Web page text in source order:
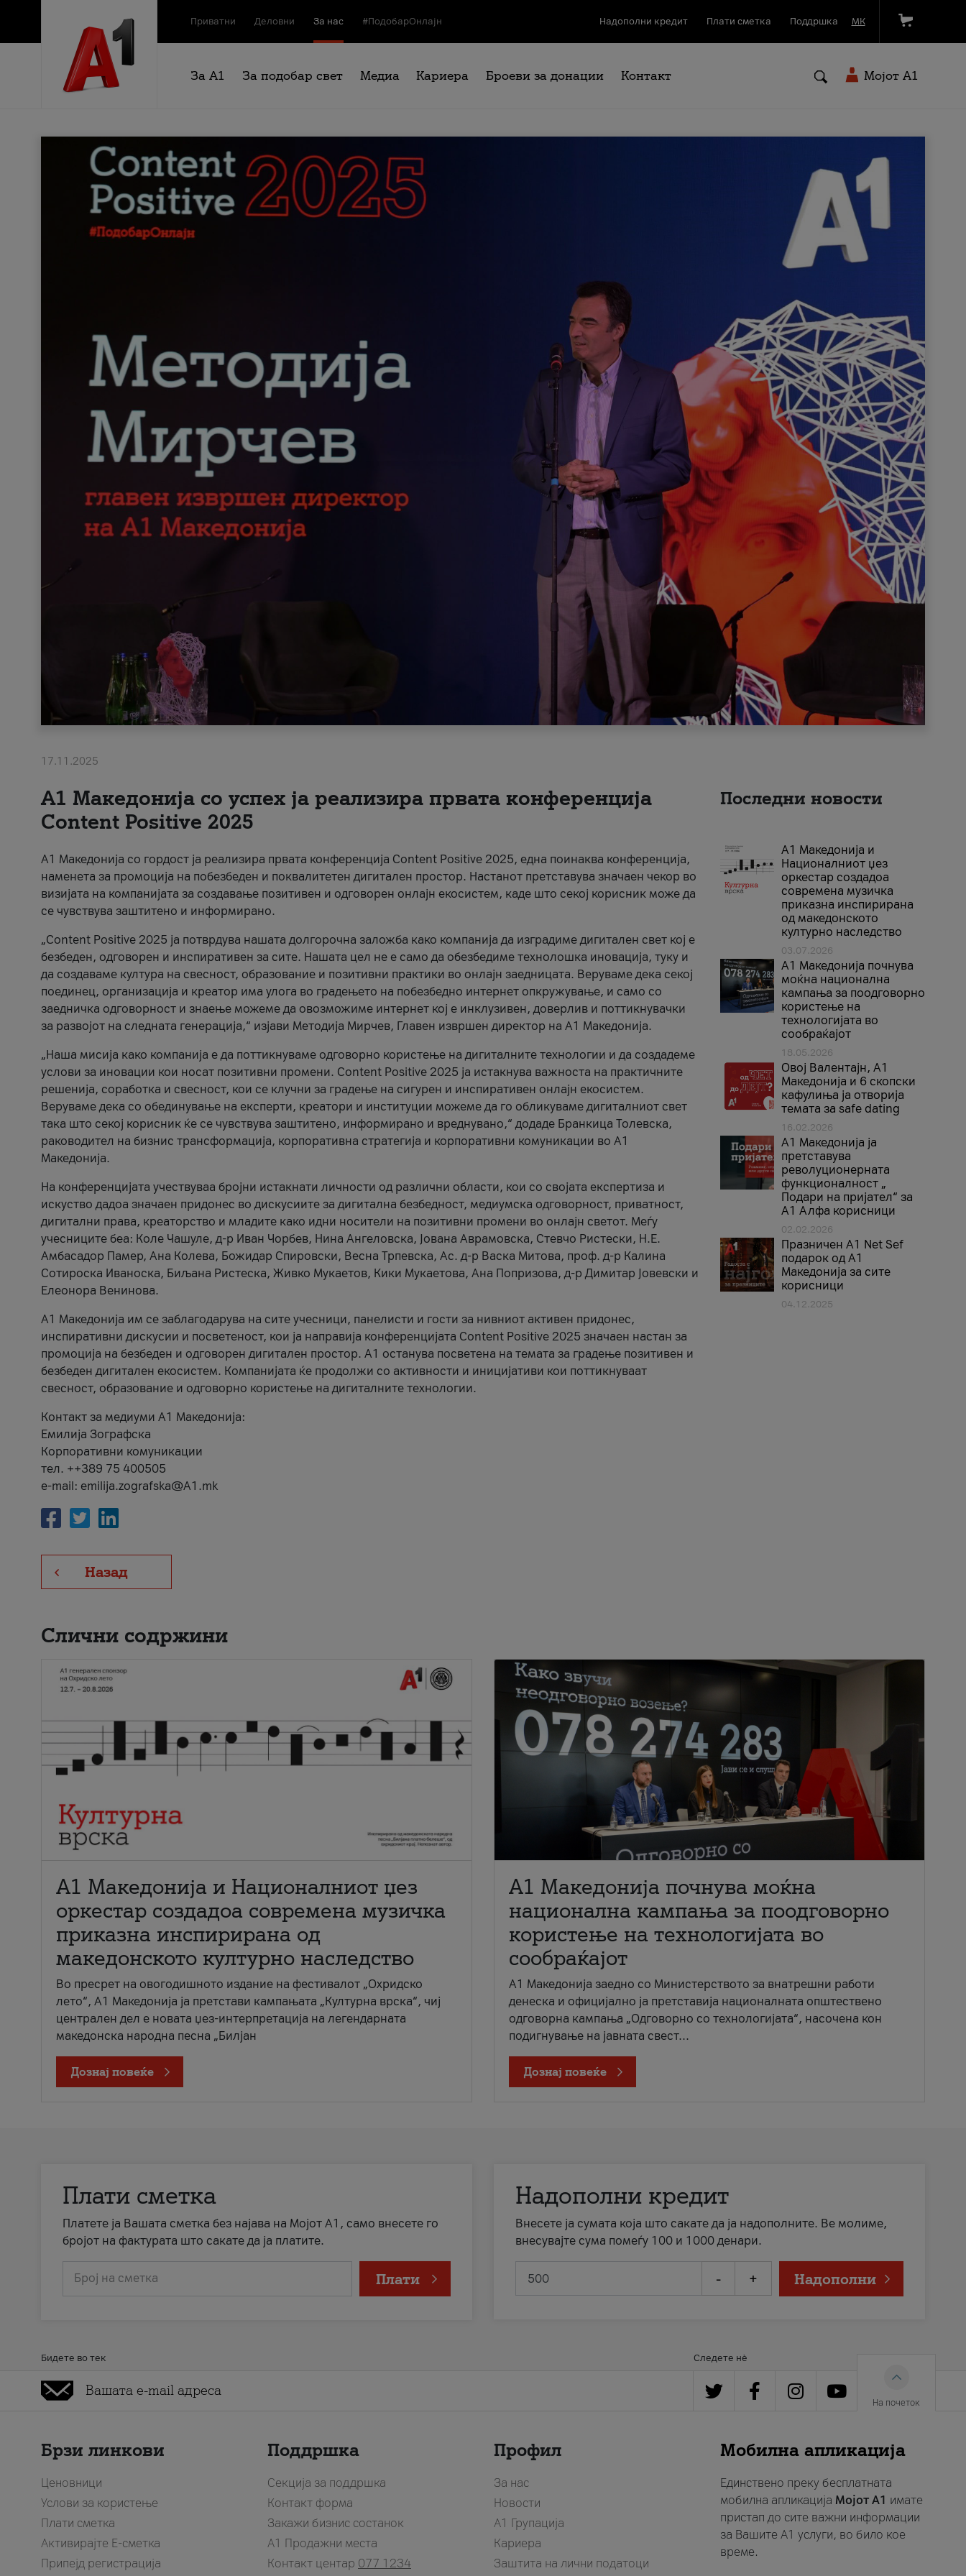
Приватни Деловни За нас #ПодобарОнлајн Надополни кредит Плати сметка Поддршка МК
За А1 За подобар свет Медиа Кариера Броеви за донации Контакт Мојот A1
17.11.2025
А1 Македонија со успех ја реализира првата конференција
Content Positive 2025
А1 Македонија со гордост ја реализира првата конференција Content Positive 2025, една поинаква конференција,
наменета за промоција на побезбеден и поквалитетен дигитален простор. Настанот претставува значаен чекор во
визијата на компанијата за создавање позитивен и одговорен онлајн екосистем, каде што секој корисник може да
се чувствува заштитено и информирано.
„Content Positive 2025 ја потврдува нашата долгорочна заложба како компанија да изградиме дигитален свет кој е
безбеден, одговорен и инспиративен за сите. Нашата цел не е само да обезбедиме технолошка иновација, туку и
да создаваме култура на свесност, образование и позитивни практики во онлајн заедницата. Веруваме дека секој
поединец, организација и креатор има улога во градењето на побезбедно интернет опкружување, и само со
заедничка одговорност и знаење можеме да овозможиме интернет кој е инклузивен, доверлив и поттикнувачки
за развојот на следната генерација,“ изјави Методија Мирчев, Главен извршен директор на А1 Македонија.
„Наша мисија како компанија е да поттикнуваме одговорно користење на дигиталните технологии и да создадеме
услови за иновации кои носат позитивни промени. Content Positive 2025 ја истакнува важноста на практичните
решенија, соработка и свесност, кои се клучни за градење на сигурен и инспиративен онлајн екосистем.
Веруваме дека со обединување на експерти, креатори и институции можеме да го обликуваме дигиталниот свет
така што секој корисник ќе се чувствува заштитено, информирано и вреднувано,“ додаде Бранкица Толевска,
раководител на бизнис трансформација, корпоративна стратегија и корпоративни комуникации во А1
Македонија.
На конференцијата учествуваа бројни истакнати личности од различни области, кои со својата експертиза и
искуство дадоа значаен придонес во дискусиите за дигитална безбедност, медиумска одговорност, приватност,
дигитални права, креаторство и младите како идни носители на позитивни промени во онлајн светот. Меѓу
учесниците беа: Коле Чашуле, д-р Иван Чорбев, Нина Ангеловска, Јована Аврамовска, Стевчо Ристески, Н.Е.
Амбасадор Памер, Ана Колева, Божидар Спировски, Весна Трпевска, Ас. д-р Васка Митова, проф. д-р Калина
Сотироска Иваноска, Биљана Ристеска, Живко Мукаетов, Кики Мукаетова, Ана Попризова, д-р Димитар Јовевски и
Елеонора Венинова.
А1 Македонија им се заблагодарува на сите учесници, панелисти и гости за нивниот активен придонес,
инспиративни дискусии и посветеност, кои ја направија конференцијата Content Positive 2025 значаен настан за
промоција на безбеден и одговорен дигитален простор. А1 останува посветена на темата за градење позитивен и
безбеден дигитален екосистем. Компанијата ќе продолжи со активности и иницијативи кои поттикнуваат
свесност, образование и одговорно користење на дигиталните технологии.
Контакт за медиуми А1 Македонија:
Емилија Зографска
Корпоративни комуникации
тел. ++389 75 400505
e-mail: emilija.zografska@A1.mk
Назад
Последни новости
А1 Македонија и
Националниот џез
оркестар создадоа
современа музичка
приказна инспирирана
од македонското
културно наследство
03.07.2026
A1 Македонија почнува
моќна национална
кампања за поодговорно
користење на
технологијата во
сообраќајот
18.05.2026
Овој Валентајн, A1
Македонија и 6 скопски
кафулиња ја отворија
темата за safe dating
16.02.2026
А1 Македонија ја
претставува
револуционерната
функционалност „
Подари на пријател“ за
А1 Алфа корисници
02.02.2026
Празничен A1 Net Sеf
подарок од А1
Македонија за сите
корисници
04.12.2025
Слични содржини
А1 Македонија и Националниот џез
оркестар создадоа современа музичка
приказна инспирирана од
македонското културно наследство
Во пресрет на овогодишното издание на фестивалот „Охридско
лето“, А1 Македонија ја претстави кампањата „Културна врска“, чиј
централен дел е новата џез-интерпретација на легендарната
македонска народна песна „Билјан
Дознај повеќе
A1 Македонија почнува моќна
национална кампања за поодговорно
користење на технологијата во
сообраќајот
A1 Македонија заедно со Министерството за внатрешни работи
денеска и официјално ја претставија националната општествено
одговорна кампања „Одговорно со технологијата“, насочена кон
подигнување на јавната свест...
Дознај повеќе
Плати сметка
Платете ја Вашата сметка без најава на Мојот А1, само внесете го
бројот на фактурата што сакате да ја платите.
Број на сметка Плати
Надополни кредит
Внесете ја сумата која што сакате да ја надополните. Ве молиме,
внесувајте сума помеѓу 100 и 1000 денари.
- + Надополни
Бидете во тек Следете нè
На почеток
Брзи линкови
Ценовници
Услови за користење
Плати сметка
Активирајте Е-сметка
Припејд регистрација
Поддршка
Секција за поддршка
Контакт форма
Закажи бизнис состанок
A1 Продажни места
Контакт центар 077 1234
Профил
За нас
Новости
А1 Групација
Кариера
Заштита на лични податоци
Мобилна апликација
Единствено преку бесплатната
мобилна апликација Мојот A1 имате
пристап до сите важни информации
за Вашите A1 услуги, во било кое
време.